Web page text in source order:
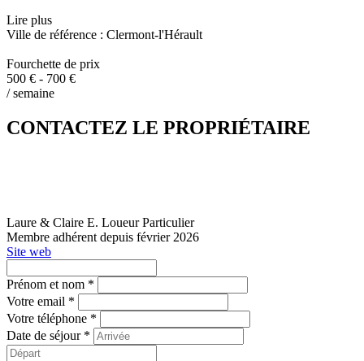
Lire plus
Ville de référence : Clermont-l'Hérault
Fourchette de prix
500 € - 700 €
/ semaine
CONTACTEZ LE PROPRIÉTAIRE
Laure & Claire E. Loueur Particulier
Membre adhérent depuis février 2026
Site web
Prénom et nom *
Votre email *
Votre téléphone *
Date de séjour *